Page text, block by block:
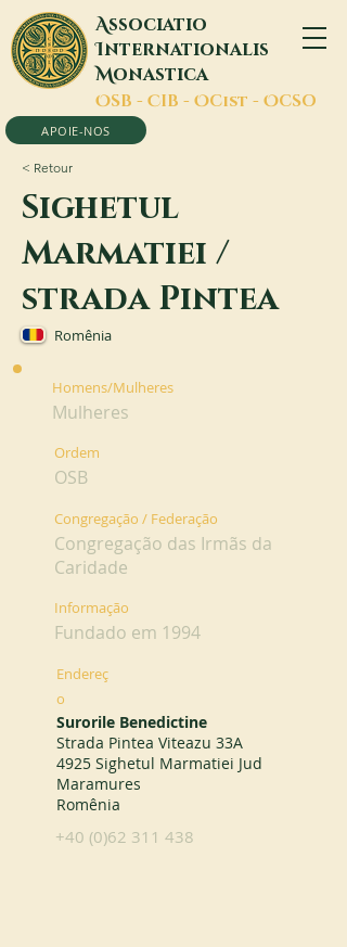
Associatio
Internationalis
Monastica
OSB - CIB - OCist - OCSO
APOIE-NOS
< Retour
Sighetul
Marmatiei /
strada Pintea
Romênia
Homens/Mulheres
Mulheres
Ordem
OSB
Congregação / Federação
Congregação das Irmãs da
Caridade
Informação
Fundado em 1994
Endereç
o
Surorile Benedictine
Strada Pintea Viteazu 33A
4925 Sighetul Marmatiei Jud
Maramures
Romênia
+40 (0)62 311 438